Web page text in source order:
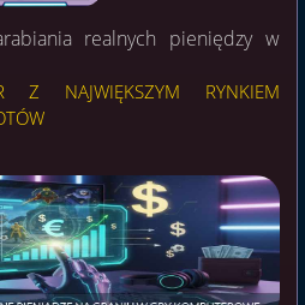
realnych pieniędzy w
NAJWIĘKSZYM RYNKIEM